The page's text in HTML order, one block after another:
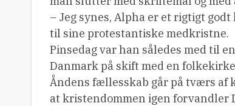
– Jeg synes, Alpha er et rigtigt
til sine protestantiske medkristne.
Pinsedag var han således med til
Danmark på skift med en
Åndens fællesskab går på tværs af
at kristendommen igen forvandler